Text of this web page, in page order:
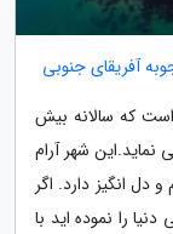
آفریقای جنوبی
که سالانه بیش
نماید.این شهر آرام
انگیز دارد. اگر
را نموده اید با